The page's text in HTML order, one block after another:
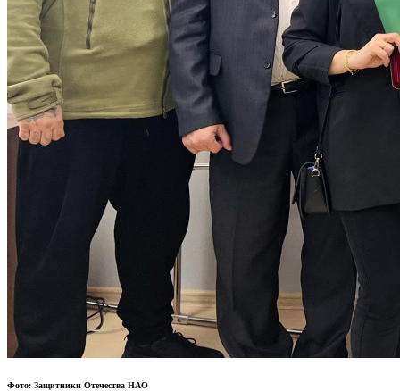
Фото: Защитники Отечества НАО